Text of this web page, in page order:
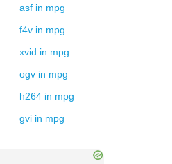
asf in mpg
f4v in mpg
xvid in mpg
ogv in mpg
h264 in mpg
gvi in mpg